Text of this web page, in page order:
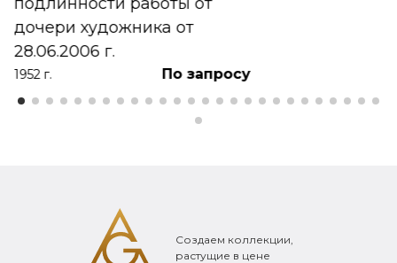
дочери художника от
28.06.2006 г.
1952 г. По запросу
Создаем коллекции,
растущие в цене